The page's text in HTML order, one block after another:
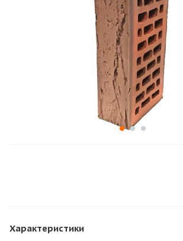
Характеристики